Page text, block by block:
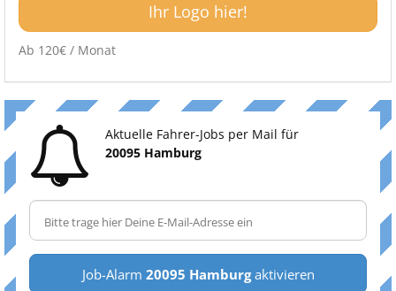
Ihr Logo hier!
Ab 120€ / Monat
Aktuelle Fahrer-Jobs per Mail für
20095 Hamburg
Job-Alarm 20095 Hamburgaktivieren